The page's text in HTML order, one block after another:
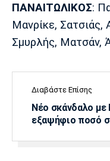
ΠΑΝΑΙΤΩΛΙΚΟΣ:
Μανρίκε,
Σμυρλής, Ματσάν,
Διαβάστε Επίσης
Νέο σκάνδαλο με
εξαψήφιο ποσό